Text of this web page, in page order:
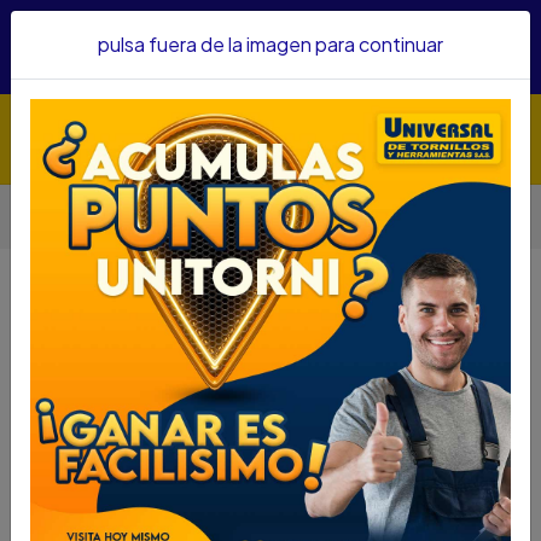
confianza&nbsp;Recibe un KIT PARRILLERO por compras
Inicio
HERRAMIENTA BRONCE
REPUESTO PRENSA TUERCA BRONCE #5
REPUESTO PRENSA TUERCA
BRONCE #5
REPUESTO PRENSA TUERCA BRONCE #5
SKU...72450220
DESCRIPCIÓN...
pulsa fuera de la imagen para continuar